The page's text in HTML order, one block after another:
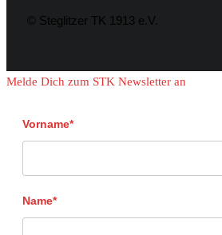
© Steglitzer TK 1913 e.V.
Melde Dich zum STK Newsletter an
Vorname*
Name*